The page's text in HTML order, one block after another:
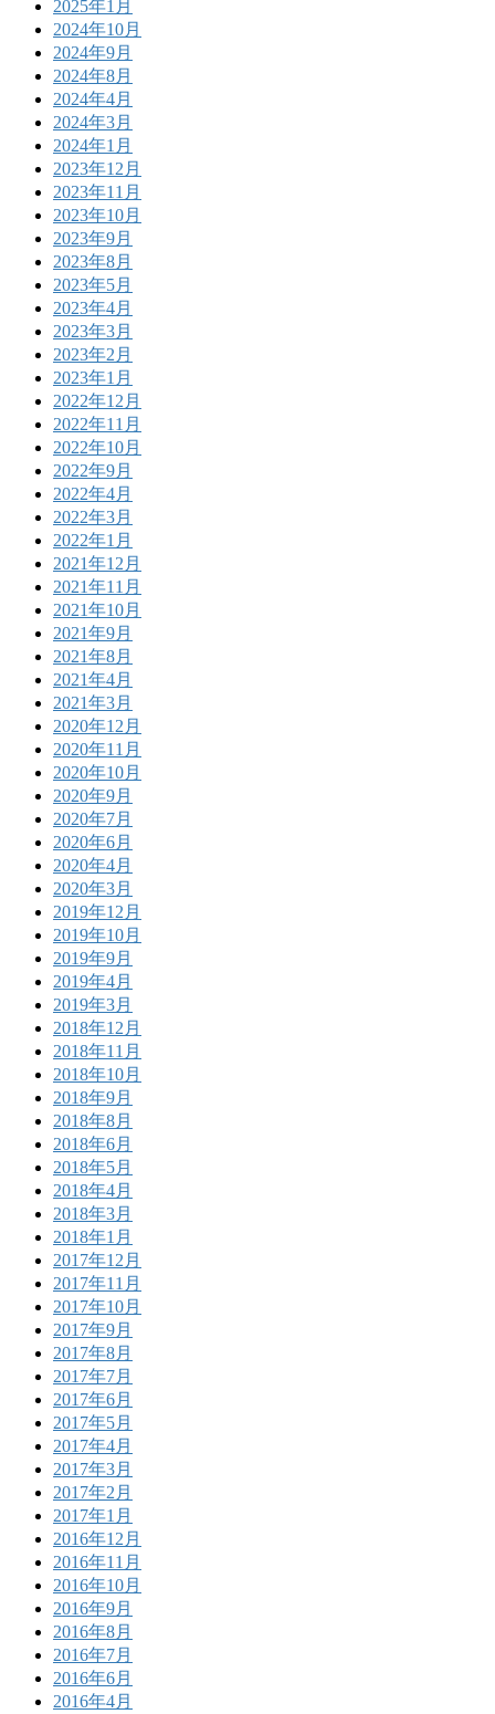
2025年1月
2024年10月
2024年9月
2024年8月
2024年4月
2024年3月
2024年1月
2023年12月
2023年11月
2023年10月
2023年9月
2023年8月
2023年5月
2023年4月
2023年3月
2023年2月
2023年1月
2022年12月
2022年11月
2022年10月
2022年9月
2022年4月
2022年3月
2022年1月
2021年12月
2021年11月
2021年10月
2021年9月
2021年8月
2021年4月
2021年3月
2020年12月
2020年11月
2020年10月
2020年9月
2020年7月
2020年6月
2020年4月
2020年3月
2019年12月
2019年10月
2019年9月
2019年4月
2019年3月
2018年12月
2018年11月
2018年10月
2018年9月
2018年8月
2018年6月
2018年5月
2018年4月
2018年3月
2018年1月
2017年12月
2017年11月
2017年10月
2017年9月
2017年8月
2017年7月
2017年6月
2017年5月
2017年4月
2017年3月
2017年2月
2017年1月
2016年12月
2016年11月
2016年10月
2016年9月
2016年8月
2016年7月
2016年6月
2016年4月